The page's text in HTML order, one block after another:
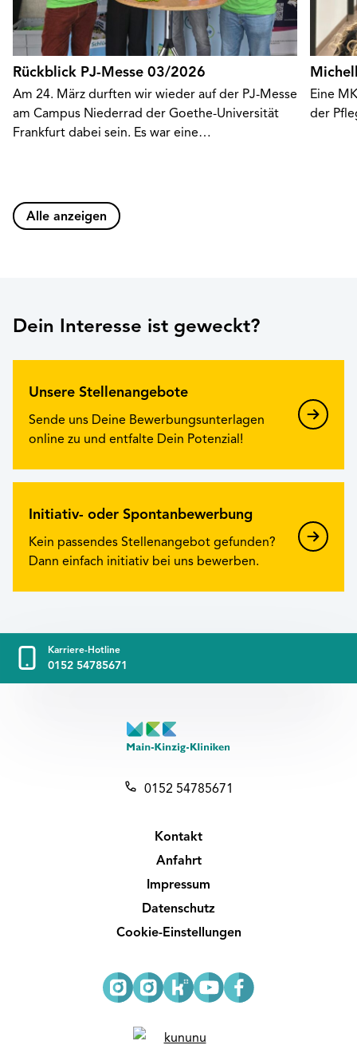
Rückblick PJ-Messe 03/2026
Am 24. März durften wir wieder auf der PJ-Messe
am Campus Niederrad der Goethe-Universität
Frankfurt dabei sein. Es war eine…
Eine
der
Alle anzeigen
Dein Interesse ist geweckt?
Unsere Stellenangebote
Sende uns Deine Bewerbungsunterlagen
online zu und entfalte Dein Potenzial!
Initiativ- oder Spontanbewerbung
Kein passendes Stellenangebot gefunden?
Dann einfach initiativ bei uns bewerben.
Karriere-Hotline
0152 54785671
0152 54785671
Kontakt
Anfahrt
Impressum
Datenschutz
Cookie-Einstellungen